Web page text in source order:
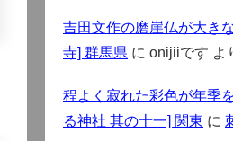
吉田文作の磨崖仏が大き
寺] 群馬県 に onijiiです よ
程よく寂れた彩色が年季
る神社 其の十一] 関東 に